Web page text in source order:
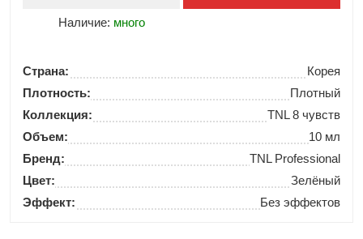
Наличие: много
Страна:
Корея
Плотность:
Плотный
Коллекция:
TNL 8 чувств
Объем:
10 мл
Бренд:
TNL Professional
Цвет:
Зелёный
Эффект:
Без эффектов